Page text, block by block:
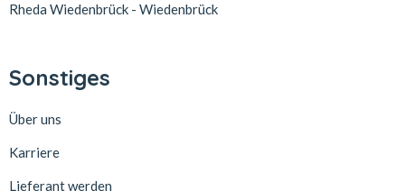
Rheda Wiedenbrück - Wiedenbrück
Sonstiges
Über uns
Karriere
Lieferant werden